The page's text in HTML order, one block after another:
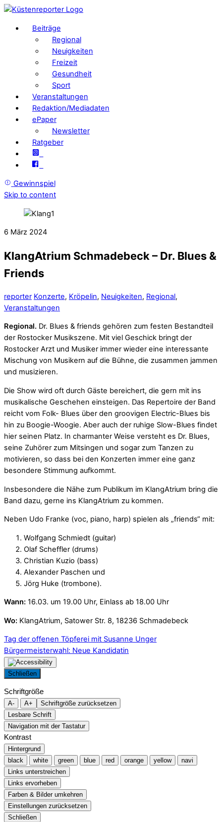
Beiträge
Regional
Neuigkeiten
Freizeit
Gesundheit
Sport
Veranstaltungen
Redaktion/Mediadaten
ePaper
Newsletter
Ratgeber
Gewinnspiel
Skip to content
6 März 2024
KlangAtrium Schmadebeck – Dr. Blues &
Friends
reporter Konzerte, Kröpelin, Neuigkeiten, Regional,
Veranstaltungen
Regional. Dr. Blues & friends gehören zum festen Bestandteil
der Rostocker Musikszene. Mit viel Geschick bringt der
Rostocker Arzt und Musiker immer wieder eine interessante
Mischung von Musikern auf die Bühne, die zusammen jammen
und musizieren.
Die Show wird oft durch Gäste bereichert, die gern mit ins
musikalische Geschehen einsteigen. Das Repertoire der Band
reicht vom Folk- Blues über den groovigen Electric-Blues bis
hin zu Boogie-Woogie. Aber auch der ruhige Slow-Blues findet
hier seinen Platz. In charmanter Weise versteht es Dr. Blues,
seine Zuhörer zum Mitsingen und sogar zum Tanzen zu
motivieren, so dass bei den Konzerten immer eine ganz
besondere Stimmung aufkommt.
Insbesondere die Nähe zum Publikum im KlangAtrium bring die
Band dazu, gerne ins KlangAtrium zu kommen.
Neben Udo Franke (voc, piano, harp) spielen als „friends“ mit:
Wolfgang Schmiedt (guitar)
Olaf Scheffler (drums)
Christian Kuzio (bass)
Alexander Paschen und
Jörg Huke (trombone).
Wann: 16.03. um 19.00 Uhr, Einlass ab 18.00 Uhr
Wo: KlangAtrium, Satower Str. 8, 18236 Schmadebeck
Tag der offenen Töpferei mit Susanne Unger
Bürgermeisterwahl: Neue Kandidatin
Schließen
Schriftgröße
A- A+
Schriftgröße zurücksetzen
Lesbare Schrift
Navigation mit der Tastatur
Kontrast
Hintergrund
black
white green blue red orange yellow
navi
Links unterstreichen
Links ervorheben
Farben & Bilder umkehren
Einstellungen zurücksetzen
Schließen